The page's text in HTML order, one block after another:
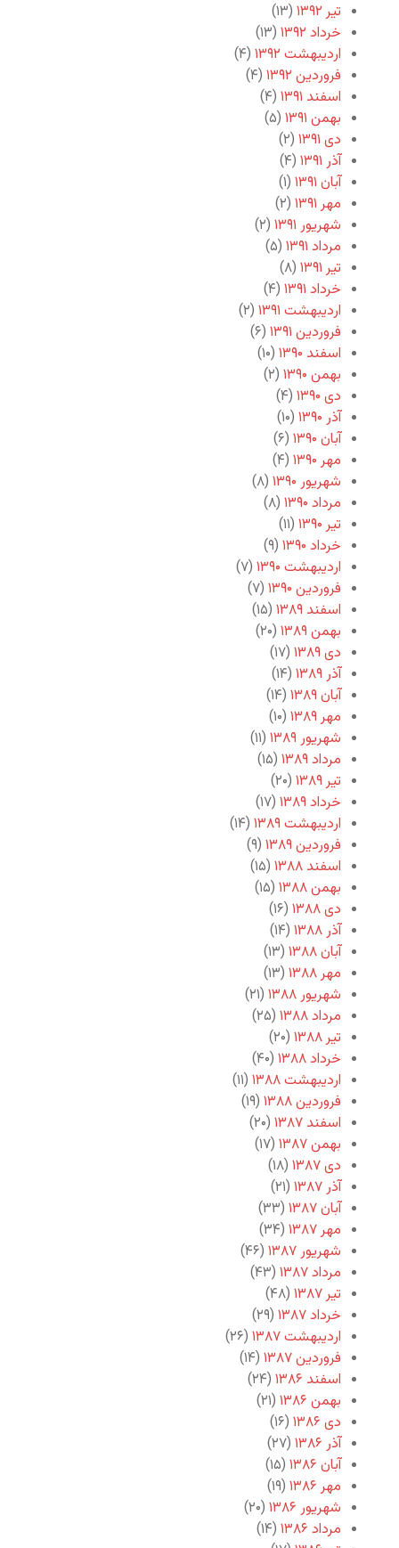
تیر ۱۳۹۲
(۱۳)
خرداد ۱۳۹۲
(۱۳)
اردیبهشت ۱۳۹۲
(۴)
فروردین ۱۳۹۲
(۴)
اسفند ۱۳۹۱
(۴)
بهمن ۱۳۹۱
(۵)
دی ۱۳۹۱
(۲)
آذر ۱۳۹۱
(۴)
آبان ۱۳۹۱
(۱)
مهر ۱۳۹۱
(۲)
شهریور ۱۳۹۱
(۲)
مرداد ۱۳۹۱
(۵)
تیر ۱۳۹۱
(۸)
خرداد ۱۳۹۱
(۴)
اردیبهشت ۱۳۹۱
(۲)
فروردین ۱۳۹۱
(۶)
اسفند ۱۳۹۰
(۱۰)
بهمن ۱۳۹۰
(۲)
دی ۱۳۹۰
(۴)
آذر ۱۳۹۰
(۱۰)
آبان ۱۳۹۰
(۶)
مهر ۱۳۹۰
(۴)
شهریور ۱۳۹۰
(۸)
مرداد ۱۳۹۰
(۸)
تیر ۱۳۹۰
(۱۱)
خرداد ۱۳۹۰
(۹)
اردیبهشت ۱۳۹۰
(۷)
فروردین ۱۳۹۰
(۷)
اسفند ۱۳۸۹
(۱۵)
بهمن ۱۳۸۹
(۲۰)
دی ۱۳۸۹
(۱۷)
آذر ۱۳۸۹
(۱۴)
آبان ۱۳۸۹
(۱۴)
مهر ۱۳۸۹
(۱۰)
شهریور ۱۳۸۹
(۱۱)
مرداد ۱۳۸۹
(۱۵)
تیر ۱۳۸۹
(۲۰)
خرداد ۱۳۸۹
(۱۷)
اردیبهشت ۱۳۸۹
(۱۴)
فروردین ۱۳۸۹
(۹)
اسفند ۱۳۸۸
(۱۵)
بهمن ۱۳۸۸
(۱۵)
دی ۱۳۸۸
(۱۶)
آذر ۱۳۸۸
(۱۴)
آبان ۱۳۸۸
(۱۳)
مهر ۱۳۸۸
(۱۳)
شهریور ۱۳۸۸
(۲۱)
مرداد ۱۳۸۸
(۲۵)
تیر ۱۳۸۸
(۲۰)
خرداد ۱۳۸۸
(۴۰)
اردیبهشت ۱۳۸۸
(۱۱)
فروردین ۱۳۸۸
(۱۹)
اسفند ۱۳۸۷
(۲۰)
بهمن ۱۳۸۷
(۱۷)
دی ۱۳۸۷
(۱۸)
آذر ۱۳۸۷
(۲۱)
آبان ۱۳۸۷
(۳۳)
مهر ۱۳۸۷
(۳۴)
شهریور ۱۳۸۷
(۴۶)
مرداد ۱۳۸۷
(۴۳)
تیر ۱۳۸۷
(۴۸)
خرداد ۱۳۸۷
(۲۹)
اردیبهشت ۱۳۸۷
(۲۶)
فروردین ۱۳۸۷
(۱۴)
اسفند ۱۳۸۶
(۲۴)
بهمن ۱۳۸۶
(۲۱)
دی ۱۳۸۶
(۱۶)
آذر ۱۳۸۶
(۲۷)
آبان ۱۳۸۶
(۱۵)
مهر ۱۳۸۶
(۱۹)
شهریور ۱۳۸۶
(۲۰)
مرداد ۱۳۸۶
(۱۴)